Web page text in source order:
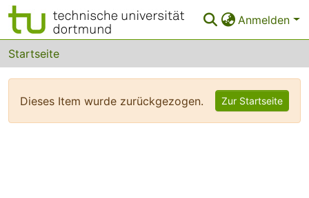
Anmelden
Bereiche & Sammlungen
Das gesamte Repositorium
FAQ
Startseite
Dieses Item wurde zurückgezogen. Zur Startseite